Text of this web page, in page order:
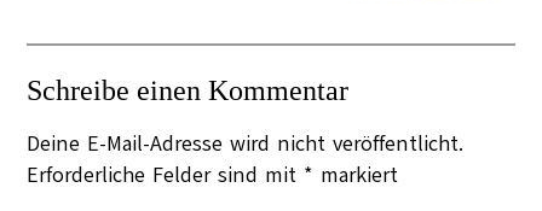
Schreibe einen Kommentar
Deine E-Mail-Adresse wird nicht veröffentlicht.
Erforderliche Felder sind mit * markiert